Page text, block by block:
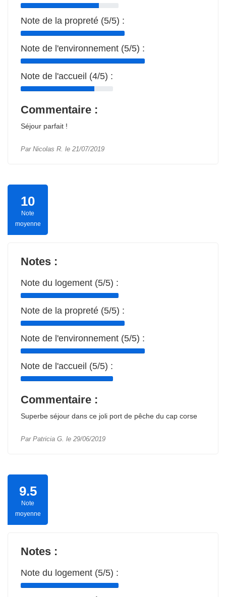
Note de la propreté (5/5) :
Note de l'environnement (5/5) :
Note de l'accueil (4/5) :
Commentaire :
Séjour parfait !
Par Nicolas R. le 21/07/2019
10
Note
moyenne
Notes :
Note du logement (5/5) :
Note de la propreté (5/5) :
Note de l'environnement (5/5) :
Note de l'accueil (5/5) :
Commentaire :
Superbe séjour dans ce joli port de pêche du cap corse
Par Patricia G. le 29/06/2019
9.5
Note
moyenne
Notes :
Note du logement (5/5) :